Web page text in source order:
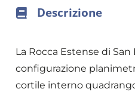
Descrizione
La Rocca Estense di
configurazione
cortile interno